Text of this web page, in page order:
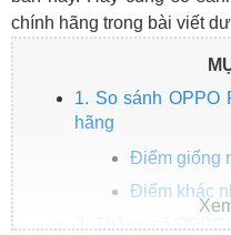
chính hãng trong bài viết
1. So sánh OPPO
hãng
Điểm giống
Điểm khác
2. Thông số